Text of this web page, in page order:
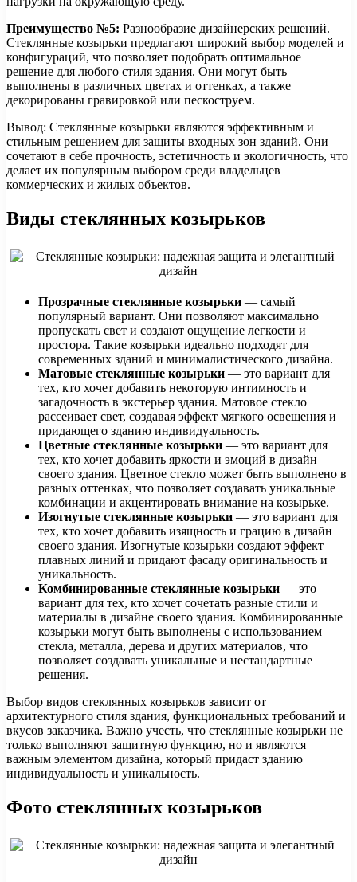
Преимущество №5: Разнообразие дизайнерских решений.
Стеклянные козырьки предлагают широкий выбор моделей и
конфигураций, что позволяет подобрать оптимальное
решение для любого стиля здания. Они могут быть
выполнены в различных цветах и оттенках, а также
декорированы гравировкой или пескоструем.
Вывод: Стеклянные козырьки являются эффективным и
стильным решением для защиты входных зон зданий. Они
сочетают в себе прочность, эстетичность и экологичность, что
делает их популярным выбором среди владельцев
коммерческих и жилых объектов.
Виды стеклянных козырьков
Прозрачные стеклянные козырьки — самый
популярный вариант. Они позволяют максимально
пропускать свет и создают ощущение легкости и
простора. Такие козырьки идеально подходят для
современных зданий и минималистического дизайна.
Матовые стеклянные козырьки — это вариант для
тех, кто хочет добавить некоторую интимность и
загадочность в экстерьер здания. Матовое стекло
рассеивает свет, создавая эффект мягкого освещения и
придающего зданию индивидуальность.
Цветные стеклянные козырьки — это вариант для
тех, кто хочет добавить яркости и эмоций в дизайн
своего здания. Цветное стекло может быть выполнено в
разных оттенках, что позволяет создавать уникальные
комбинации и акцентировать внимание на козырьке.
Изогнутые стеклянные козырьки — это вариант для
тех, кто хочет добавить изящность и грацию в дизайн
своего здания. Изогнутые козырьки создают эффект
плавных линий и придают фасаду оригинальность и
уникальность.
Комбинированные стеклянные козырьки — это
вариант для тех, кто хочет сочетать разные стили и
материалы в дизайне своего здания. Комбинированные
козырьки могут быть выполнены с использованием
стекла, металла, дерева и других материалов, что
позволяет создавать уникальные и нестандартные
решения.
Выбор видов стеклянных козырьков зависит от
архитектурного стиля здания, функциональных требований и
вкусов заказчика. Важно учесть, что стеклянные козырьки не
только выполняют защитную функцию, но и являются
важным элементом дизайна, который придаст зданию
индивидуальность и уникальность.
Фото стеклянных козырьков